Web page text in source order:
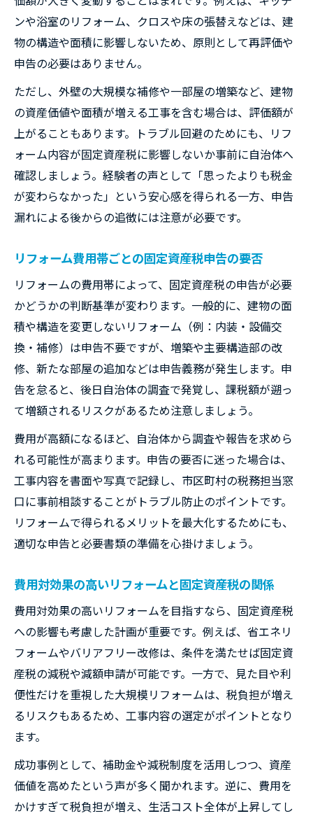
ンや浴室のリフォーム、クロスや床の張替えなどは、建
物の構造や面積に影響しないため、原則として再評価や
申告の必要はありません。
ただし、外壁の大規模な補修や一部屋の増築など、建物
の資産価値や面積が増える工事を含む場合は、評価額が
上がることもあります。トラブル回避のためにも、リフ
ォーム内容が固定資産税に影響しないか事前に自治体へ
確認しましょう。経験者の声として「思ったよりも税金
が変わらなかった」という安心感を得られる一方、申告
漏れによる後からの追徴には注意が必要です。
リフォーム費用帯ごとの固定資産税申告の要否
リフォームの費用帯によって、固定資産税の申告が必要
かどうかの判断基準が変わります。一般的に、建物の面
積や構造を変更しないリフォーム（例：内装・設備交
換・補修）は申告不要ですが、増築や主要構造部の改
修、新たな部屋の追加などは申告義務が発生します。申
告を怠ると、後日自治体の調査で発覚し、課税額が遡っ
て増額されるリスクがあるため注意しましょう。
費用が高額になるほど、自治体から調査や報告を求めら
れる可能性が高まります。申告の要否に迷った場合は、
工事内容を書面や写真で記録し、市区町村の税務担当窓
口に事前相談することがトラブル防止のポイントです。
リフォームで得られるメリットを最大化するためにも、
適切な申告と必要書類の準備を心掛けましょう。
費用対効果の高いリフォームと固定資産税の関係
費用対効果の高いリフォームを目指すなら、固定資産税
への影響も考慮した計画が重要です。例えば、省エネリ
フォームやバリアフリー改修は、条件を満たせば固定資
産税の減税や減額申請が可能です。一方で、見た目や利
便性だけを重視した大規模リフォームは、税負担が増え
るリスクもあるため、工事内容の選定がポイントとなり
ます。
成功事例として、補助金や減税制度を活用しつつ、資産
価値を高めたという声が多く聞かれます。逆に、費用を
かけすぎて税負担が増え、生活コスト全体が上昇してし